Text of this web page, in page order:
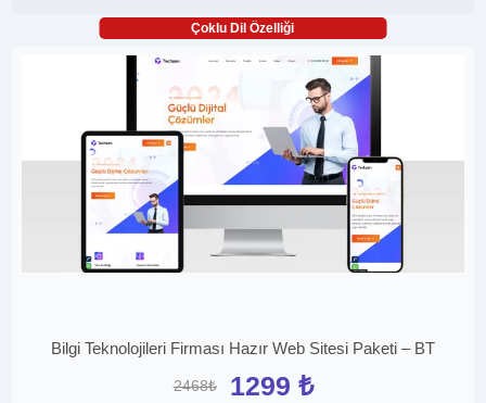
Çoklu Dil Özelliği
Bilgi Teknolojileri Firması Hazır Web Sitesi Paketi – BT
2468₺ 1299 ₺